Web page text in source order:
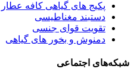
پکیج های گیاهی کافه عطار
دستبند مغناطیسی
تقویت قوای جنسی
دمنوش و بخور های گیاهی
شبکه‌های اجتماعی